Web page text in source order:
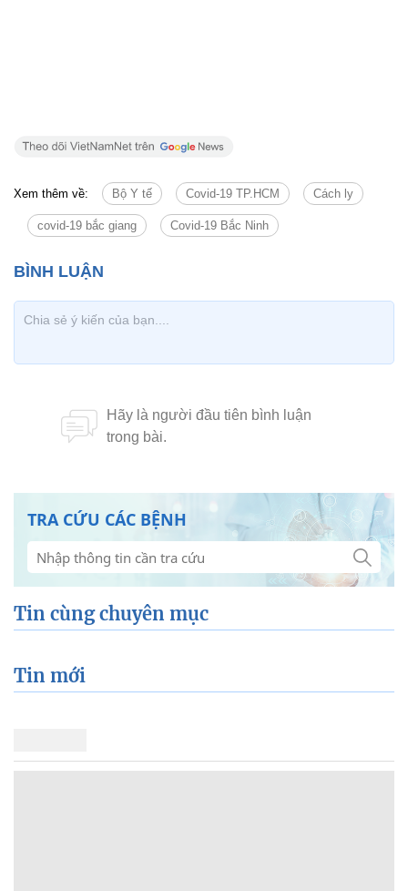
Xem thêm về: Bộ Y tế Covid-19 TP.HCM Cách ly
covid-19 bắc giang Covid-19 Bắc Ninh
TRA CỨU CÁC BỆNH
Tin cùng chuyên mục
Tin mới